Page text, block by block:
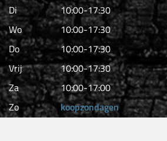
Di
10:00-17:30
Wo
10:00-17:30
Do
10:00-17:30
Vrij
10:00-17:30
Za
10:00-17:00
Zo
koopzondagen